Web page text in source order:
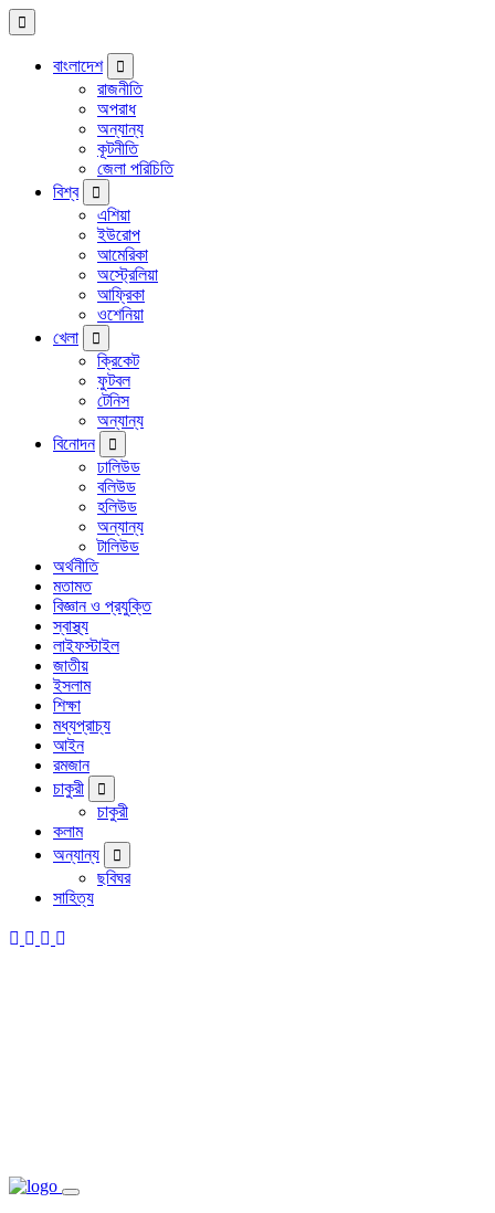
বাংলাদেশ
রাজনীতি
অপরাধ
অন্যান্য
কূটনীতি
জেলা পরিচিতি
বিশ্ব
এশিয়া
ইউরোপ
আমেরিকা
অস্ট্রেলিয়া
আফ্রিকা
ওশেনিয়া
খেলা
ক্রিকেট
ফুটবল
টেনিস
অন্যান্য
বিনোদন
ঢালিউড
বলিউড
হলিউড
অন্যান্য
টালিউড
অর্থনীতি
মতামত
বিজ্ঞান ও প্রযুক্তি
স্বাস্থ্য
লাইফস্টাইল
জাতীয়
ইসলাম
শিক্ষা
মধ্যপ্রাচ্য
আইন
রমজান
চাকুরী
চাকুরী
কলাম
অন্যান্য
ছবিঘর
সাহিত্য